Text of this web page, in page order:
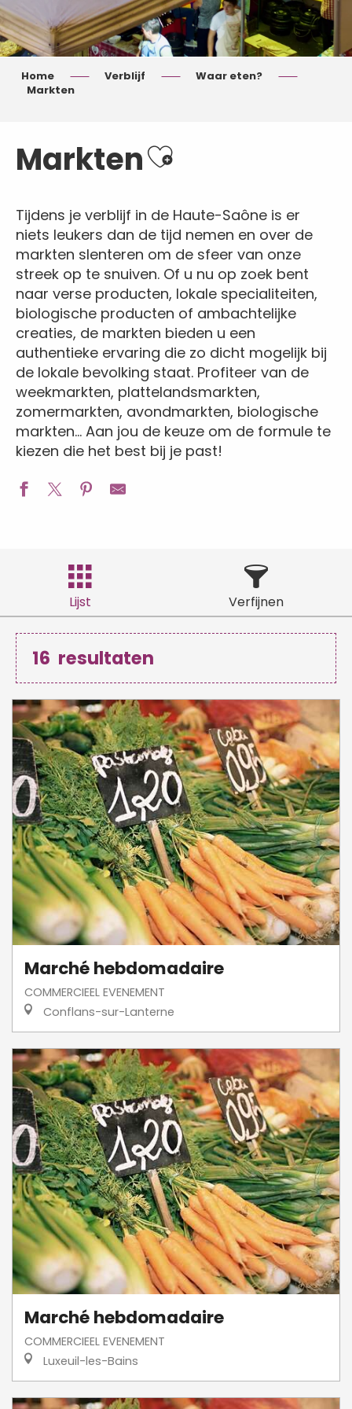
Home Verblijf
Waar eten?
Markten
Markten Ajouter aux favoris
Tijdens je verblijf in de Haute-Saône is er
niets leukers dan de tijd nemen en over de
markten slenteren om de sfeer van onze
streek op te snuiven. Of u nu op zoek bent
naar verse producten, lokale specialiteiten,
biologische producten of ambachtelijke
creaties, de markten bieden u een
authentieke ervaring die zo dicht mogelijk bij
de lokale bevolking staat. Profiteer van de
weekmarkten, plattelandsmarkten,
zomermarkten, avondmarkten, biologische
markten… Aan jou de keuze om de formule te
kiezen die het best bij je past!
Lijst Verfijnen
16 resultaten
Marché hebdomadaire
COMMERCIEEL EVENEMENT
Conflans-sur-Lanterne
Marché hebdomadaire
COMMERCIEEL EVENEMENT
Luxeuil-les-Bains